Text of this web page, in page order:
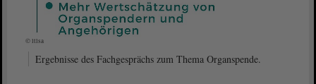
© ltlsa
Ergebnisse des Fachgesprächs zum Thema Organspende.